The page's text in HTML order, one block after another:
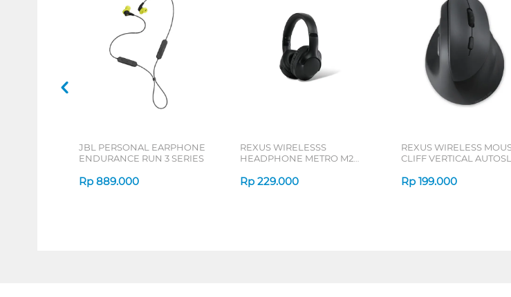
JBL PERSONAL EARPHONE
ENDURANCE RUN 3 SERIES
Rp 889.000
REXUS WIRELESSS
HEADPHONE METRO M2
Rp 229.000
REXUS WIRELESS
CLIFF VERTICAL
Rp 199.000